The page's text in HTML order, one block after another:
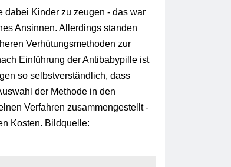
dabei Kinder zu zeugen - das war
Ansinnen. Allerdings standen
Verhütungsmethoden zur
Einführung der Antibabypille ist
so selbstverständlich, dass
der Methode in den
Verfahren zusammengestellt -
Kosten. Bildquelle: